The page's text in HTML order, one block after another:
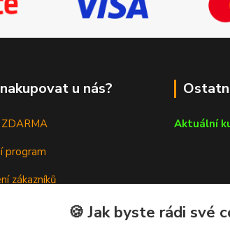
u nás?
program
zákazníků
Aktuální
🍪 Jak byste rádi své